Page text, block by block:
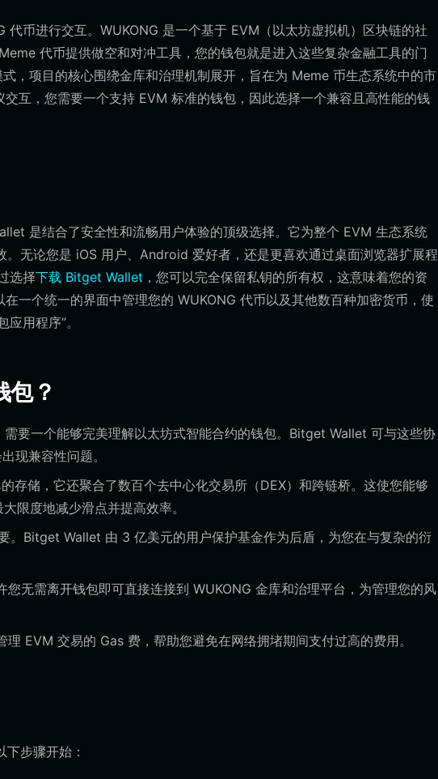
币进行交互。WUKONG 是一个基于 EVM（以太坊虚拟机）区块链的社
代币提供做空和对冲工具，您的钱包就是进入这些复杂金融工具的门
，项目的核心围绕金库和治理机制展开，旨在为 Meme 币生态系统中的市
互，您需要一个支持 EVM 标准的钱包，因此选择一个兼容且高性能的钱
是结合了安全性和流畅用户体验的顶级选择。它为整个 EVM 生态系统
无论您是 iOS 用户、Android 爱好者，还是更喜欢通过桌面浏览器扩展程
选择下载 Bitget Wallet ，您可以完全保留私钥的所有权，这意味着您的资
一个统一的界面中管理您的 WUKONG 代币以及其他数百种加密货币，使
用程序”。
？
要一个能够完美理解以太坊式智能合约的钱包。Bitget Wallet 可与这些协
现兼容性问题。
存储，它还聚合了数百个去中心化交易所（DEX）和跨链桥。这使您能够
限度地减少滑点并提高效率。
。Bitget Wallet 由 3 亿美元的用户保护基金作为后盾，为您在与复杂的衍
您无需离开钱包即可直接连接到 WUKONG 金库和治理平台，为管理您的风
EVM 交易的 Gas 费，帮助您避免在网络拥堵期间支付过高的费用。
步骤开始：